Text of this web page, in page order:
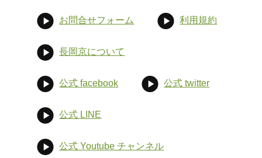
お問合せフォーム 利用規約
長岡京について
公式 facebook 公式 twitter
公式 LINE
公式 Youtube チャンネル